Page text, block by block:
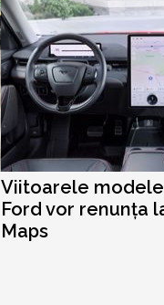
Viitoarele
Ford vor renunța
Maps